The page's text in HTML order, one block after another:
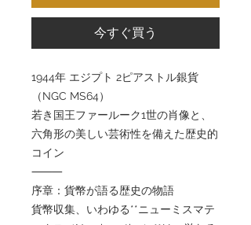
今すぐ買う
1944年 エジプト 2ピアストル銀貨
（NGC MS64）
若き国王ファールーク1世の肖像と、
六角形の美しい芸術性を備えた歴史的
コイン
⸻
序章：貨幣が語る歴史の物語
貨幣収集、いわゆる**ニューミスマテ